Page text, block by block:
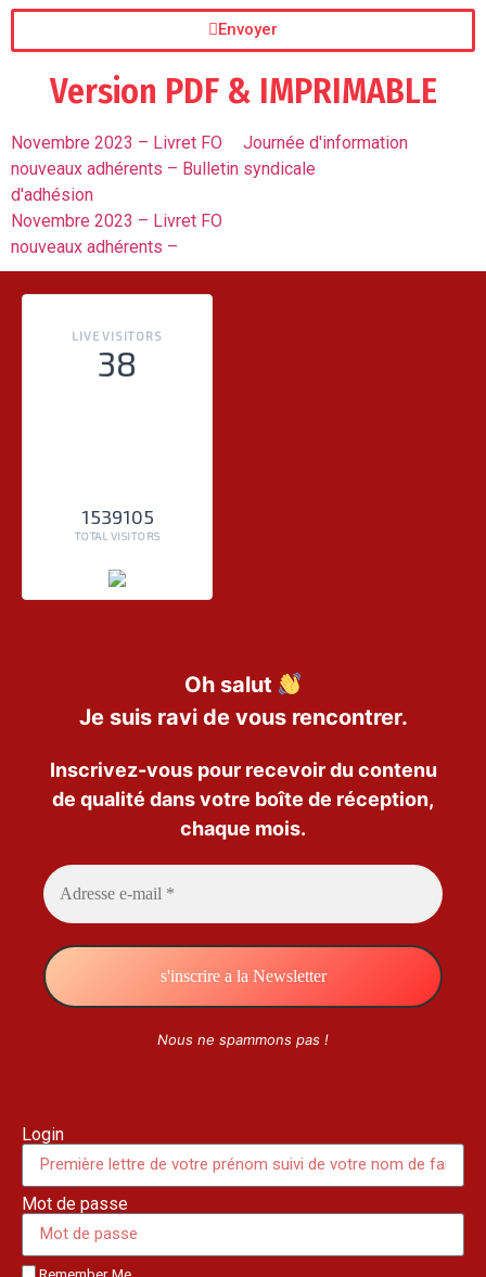
Envoyer
Version PDF & IMPRIMABLE
Novembre 2023 – Livret FO
nouveaux adhérents – Bulletin
d'adhésion
Novembre 2023 – Livret FO
nouveaux adhérents –
Journée d'information
syndicale
LIVE VISITORS
38
1539105
TOTAL VISITORS
Oh salut
Je suis ravi de vous rencontrer.
Inscrivez-vous pour recevoir du contenu
de qualité dans votre boîte de réception,
chaque mois.
Nous ne spammons pas !
Login
Mot de passe
Remember Me